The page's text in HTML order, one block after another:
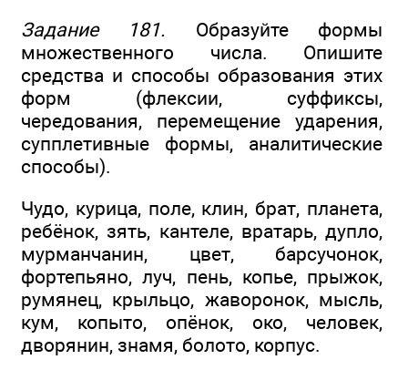
Задание 181. Образуйте формы
множественного числа. Опишите
средства и способы образования этих
форм (флексии, суффиксы,
чередования, перемещение ударения,
супплетивные формы, аналитические
способы).
Чудо, курица, поле, клин, брат, планета,
ребёнок, зять, кантеле, вратарь, дупло,
мурманчанин, цвет, барсучонок,
фортепьяно, луч, пень, копье, прыжок,
румянец, крыльцо, жаворонок, мысль,
кум, копыто, опёнок, око, человек,
дворянин, знамя, болото, корпус.